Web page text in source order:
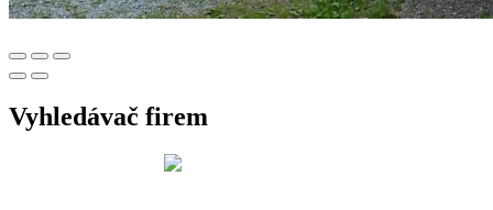
Vyhledávač firem